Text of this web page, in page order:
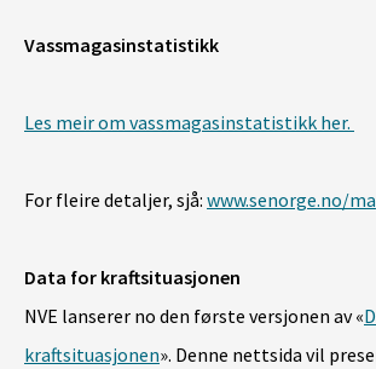
Vassmagasinstatistikk
Les meir om vassmagasinstatistikk her.
For fleire detaljer, sjå: www.senorge.no/
Data for kraftsituasjonen
NVE lanserer no den første versjonen av «
kraftsituasjonen». Denne nettsida vil